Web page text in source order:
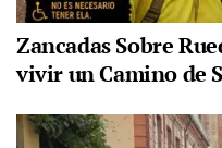
Zancadas Sobre
vivir un Camino de